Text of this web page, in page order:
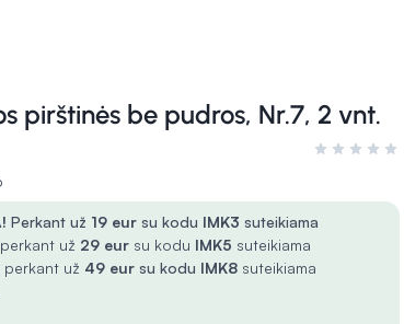
pirštinės be pudros, Nr.7, 2 vnt.
Įvertinimas
Perkant už 19 eur su kodu IMK3 suteikiama
už 29 eur su kodu IMK5 suteikiama
už 49 eur su kodu IMK8 suteikiama